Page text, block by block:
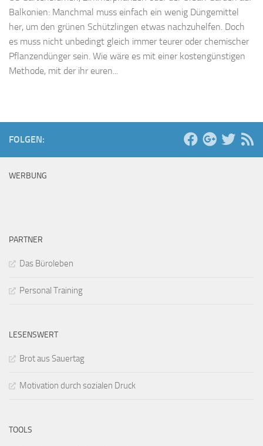
Balkonien: Manchmal muss einfach ein wenig Düngemittel
her, um den grünen Schützlingen etwas nachzuhelfen. Doch
es muss nicht unbedingt gleich immer teurer oder chemischer
Pflanzendünger sein. Wie wäre es mit einer kostengünstigen
Methode, mit der ihr euren...
FOLGEN:
WERBUNG
PARTNER
Das Büroleben
Personal Training
LESENSWERT
Brot aus Sauertag
Motivation durch sozialen Druck
TOOLS